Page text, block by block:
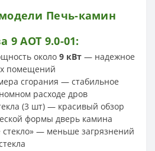
Печь-камин
9 АОТ 9.0-01:
около 9 кВт — надежное
помещений
сгорания — стабильное
расходе дров
(3 шт) — красивый обзор
формы дверь камина
стекло» — меньше загрязнений